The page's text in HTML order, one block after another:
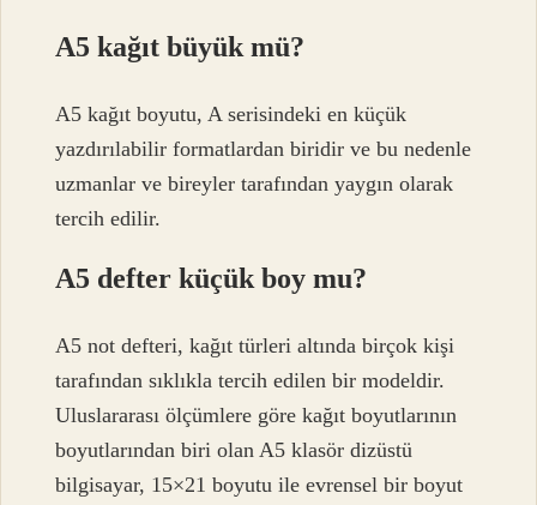
A5 kağıt büyük mü?
A5 kağıt boyutu, A serisindeki en küçük
yazdırılabilir formatlardan biridir ve bu nedenle
uzmanlar ve bireyler tarafından yaygın olarak
tercih edilir.
A5 defter küçük boy mu?
A5 not defteri, kağıt türleri altında birçok kişi
tarafından sıklıkla tercih edilen bir modeldir.
Uluslararası ölçümlere göre kağıt boyutlarının
boyutlarından biri olan A5 klasör dizüstü
bilgisayar, 15×21 boyutu ile evrensel bir boyut